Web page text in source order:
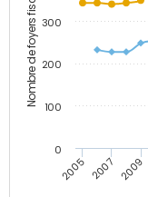
Nombre de foyers fiscaux
2005 2007 2009
0
100
200
300